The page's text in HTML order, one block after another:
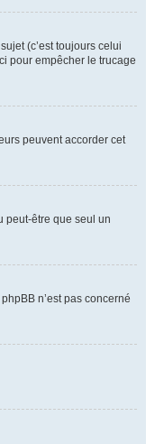
(c’est toujours celui
pour empêcher le trucage
peuvent accorder cet
peut-être que seul un
n’est pas concerné